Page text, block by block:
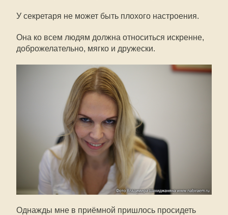
У секретаря не может быть плохого настроения.
Она ко всем людям должна относиться искренне,
доброжелательно, мягко и дружески.
Однажды мне в приёмной пришлось просидеть